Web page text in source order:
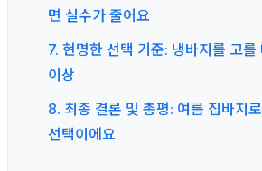
면 실수가 줄어요
7. 현명한 선택 기준: 냉바지를 고
이상
8. 최종 결론 및 총평: 여름 집바지
선택이에요